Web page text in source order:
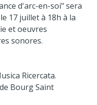
d'arc-en-soi" sera
17 juillet à 18h à la
et oeuvres
sonores.
Ricercata.
Bourg Saint